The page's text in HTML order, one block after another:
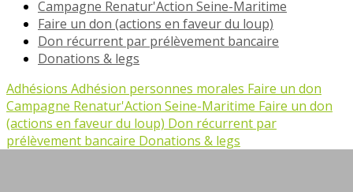
Campagne Renatur'Action Seine-Maritime
Faire un don (actions en faveur du loup)
Don récurrent par prélèvement bancaire
Donations & legs
Adhésions Adhésion personnes morales Faire un don
Campagne Renatur'Action Seine-Maritime Faire un don
(actions en faveur du loup) Don récurrent par
prélèvement bancaire Donations & legs